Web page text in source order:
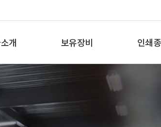
개
말
보유장비 인쇄